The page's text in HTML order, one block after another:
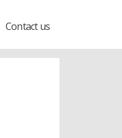
Contact us